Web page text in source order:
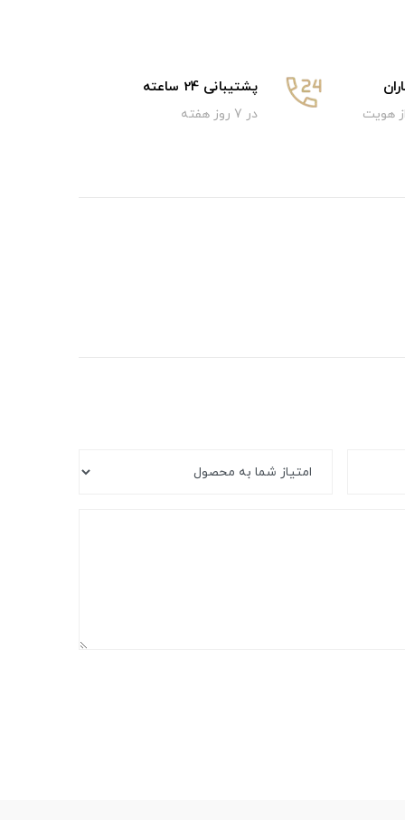
هویت
پشتیبانی 24 ساعته
در 7 روز هفته